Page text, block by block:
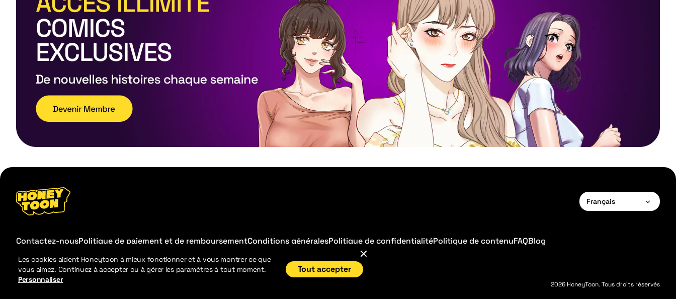
Français
Contactez-nousPolitique de paiement et de remboursementConditions généralesPolitique de confidentialitéPolitique de contenuFAQBlog
2026 HoneyToon. Tous droits réservés
Les cookies aident Honeytoon à mieux fonctionner et à vous montrer ce que
vous aimez. Continuez à accepter ou à gérer les paramètres à tout moment.
Personnaliser
Tout accepter